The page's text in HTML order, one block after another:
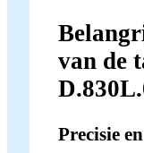
van de
Precisie